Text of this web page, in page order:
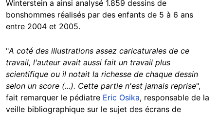
Winterstein a ainsi analysé 1.859 dessins de
bonshommes réalisés par des enfants de 5 à 6 ans
entre 2004 et 2005.
"A coté des illustrations assez caricaturales de ce
travail, l'auteur avait aussi fait un travail plus
scientifique ou il notait la richesse de chaque dessin
selon un score (...). Cette partie n'est jamais reprise",
fait remarquer le pédiatre Eric Osika, responsable de la
veille bibliographique sur le sujet des écrans de